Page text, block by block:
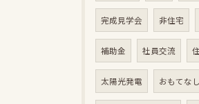
完成見学会 非住宅
補助金 社員交流
太陽光発電 おもてなし